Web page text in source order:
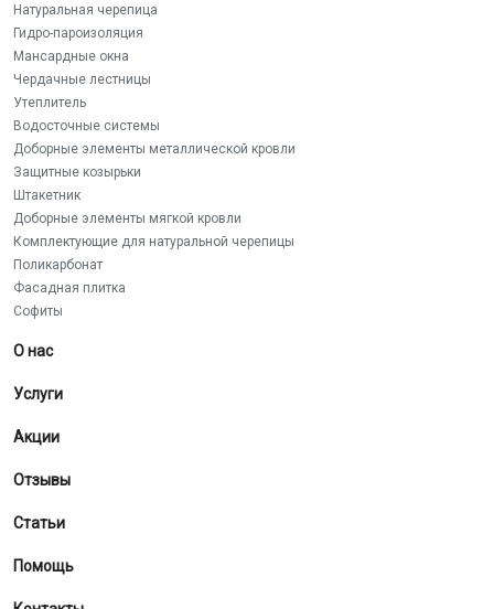
Натуральная черепица
Гидро-пароизоляция
Мансардные окна
Чердачные лестницы
Утеплитель
Водосточные системы
Доборные элементы металлической кровли
Защитные козырьки
Штакетник
Доборные элементы мягкой кровли
Комплектующие для натуральной черепицы
Поликарбонат
Фасадная плитка
Софиты
О нас
Услуги
Акции
Отзывы
Статьи
Помощь